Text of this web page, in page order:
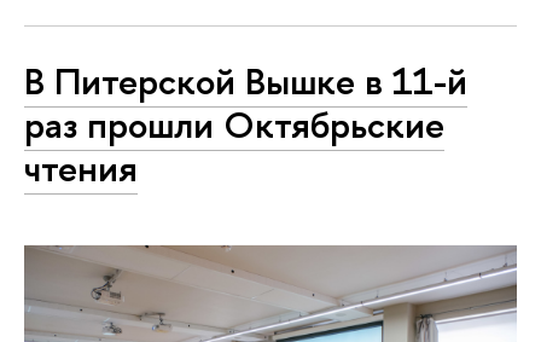
В Питерской Вышке в 11-й
раз прошли Октябрьские
чтения